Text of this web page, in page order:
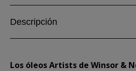
Descripción
Los óleos Artists de Winsor &